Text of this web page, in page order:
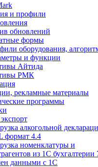
и профили
обновлений
формы
оборудования,
и функции
Айтида
РМК
рекламные материалы
программы
алкогольной
формат 4.4
номенклатуры и
из 1С бухгалтерии
данными с 1С